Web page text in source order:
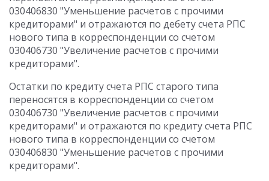
030406830 "Уменьшение расчетов с прочими
кредиторами" и отражаются по дебету счета РПС
нового типа в корреспонденции со счетом
030406730 "Увеличение расчетов с прочими
кредиторами".
Остатки по кредиту счета РПС старого типа
переносятся в корреспонденции со счетом
030406730 "Увеличение расчетов с прочими
кредиторами" и отражаются по кредиту счета РПС
нового типа в корреспонденции со счетом
030406830 "Уменьшение расчетов с прочими
кредиторами".